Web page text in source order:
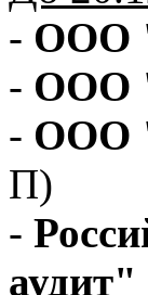
- ООО
- ООО
- ООО
П)
-
аудит"